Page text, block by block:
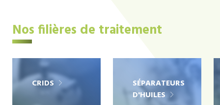
Nos filières de traitement
CRIDS
SÉPARATEURS
D'HUILES